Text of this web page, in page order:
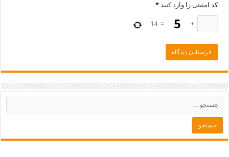
کد امنیتی را وارد کنید *
+
=
14